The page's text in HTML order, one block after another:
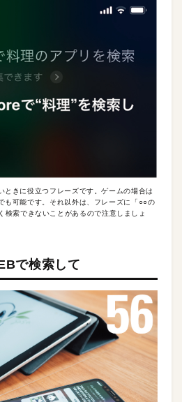
きに役立つフレーズです。ゲームの場合は
も可能です。それ以外は、フレーズに「○○の
検索できないことがあるので注意しましょ
で検索して